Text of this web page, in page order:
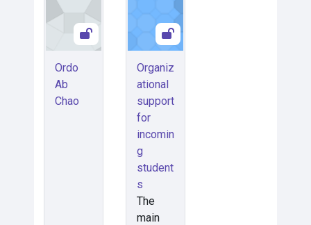
Ordo
Ab
Chao
Organiz
ational
support
for
incomin
g
student
s
The
main